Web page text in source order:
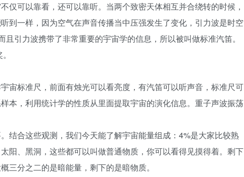
仅可以靠看，还可以靠听。当两个致密天体相互并合绕转的时候，
到一样，因为空气在声音传播当中压强发生了变化，引力波是时空
且引力波携带了非常重要的宇宙学的信息，所以被叫做标准汽笛。
宙标准尺，前面有烛光可以看亮度，有汽笛可以听声音，标准尺可
本，利用统计学的性质从里面提取宇宙的演化信息。重子声波振荡
结合这些观测，我们今天能了解宇宙能量组成：4%是大家比较熟
阳、黑洞，这些都可以叫做普通物质，你可以看得见摸得着。剩下
三分之二的是暗能量，剩下的是暗物质。